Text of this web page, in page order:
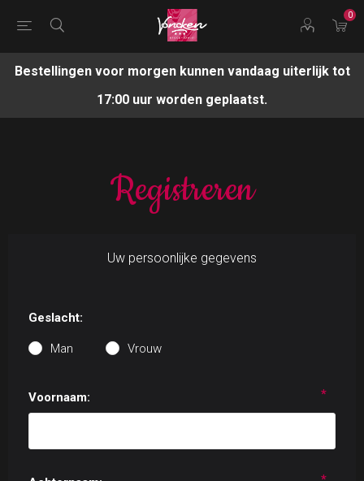
0
Bestellingen voor morgen kunnen vandaag uiterlijk tot
17:00 uur worden geplaatst.
Registreren
Uw persoonlijke gegevens
Geslacht:
Man Vrouw
Voornaam: *